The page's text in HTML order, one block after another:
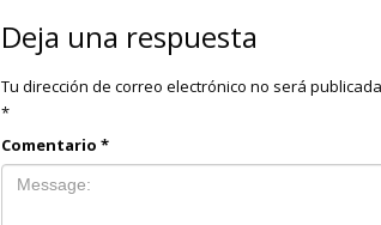
Deja una respuesta
Tu dirección de correo electrónico no será
*
Comentario *